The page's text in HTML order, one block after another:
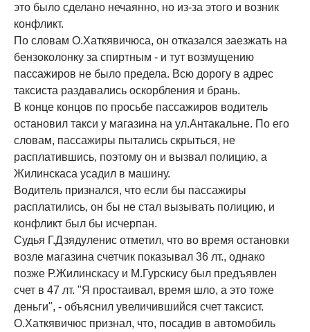
это было сделано нечаянно, но из-за этого и возник
конфликт.
По словам О.Хаткявичюса, он отказался заезжать на
бензоколонку за спиртным - и тут возмущению
пассажиров не было предела. Всю дорогу в адрес
таксиста раздавались оскорбления и брань.
В конце концов по просьбе пассажиров водитель
остановил такси у магазина на ул.Антакальне. По его
словам, пассажиры пытались скрыться, не
расплатившись, поэтому он и вызвал полицию, а
Жилинскаса усадил в машину.
Водитель признался, что если бы пассажиры
расплатились, он бы не стал вызывать полицию, и
конфликт был бы исчерпан.
Судья Г.Дзядуленис отметил, что во время остановки
возле магазина счетчик показывал 36 лт., однако
позже Р.Жилинскасу и М.Гурскису был предъявлен
счет в 47 лт. "Я простаивал, время шло, а это тоже
деньги", - объяснил увеличившийся счет таксист.
О.Хаткявичюс признал, что, посадив в автомобиль